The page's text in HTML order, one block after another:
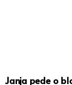
Janja pede o